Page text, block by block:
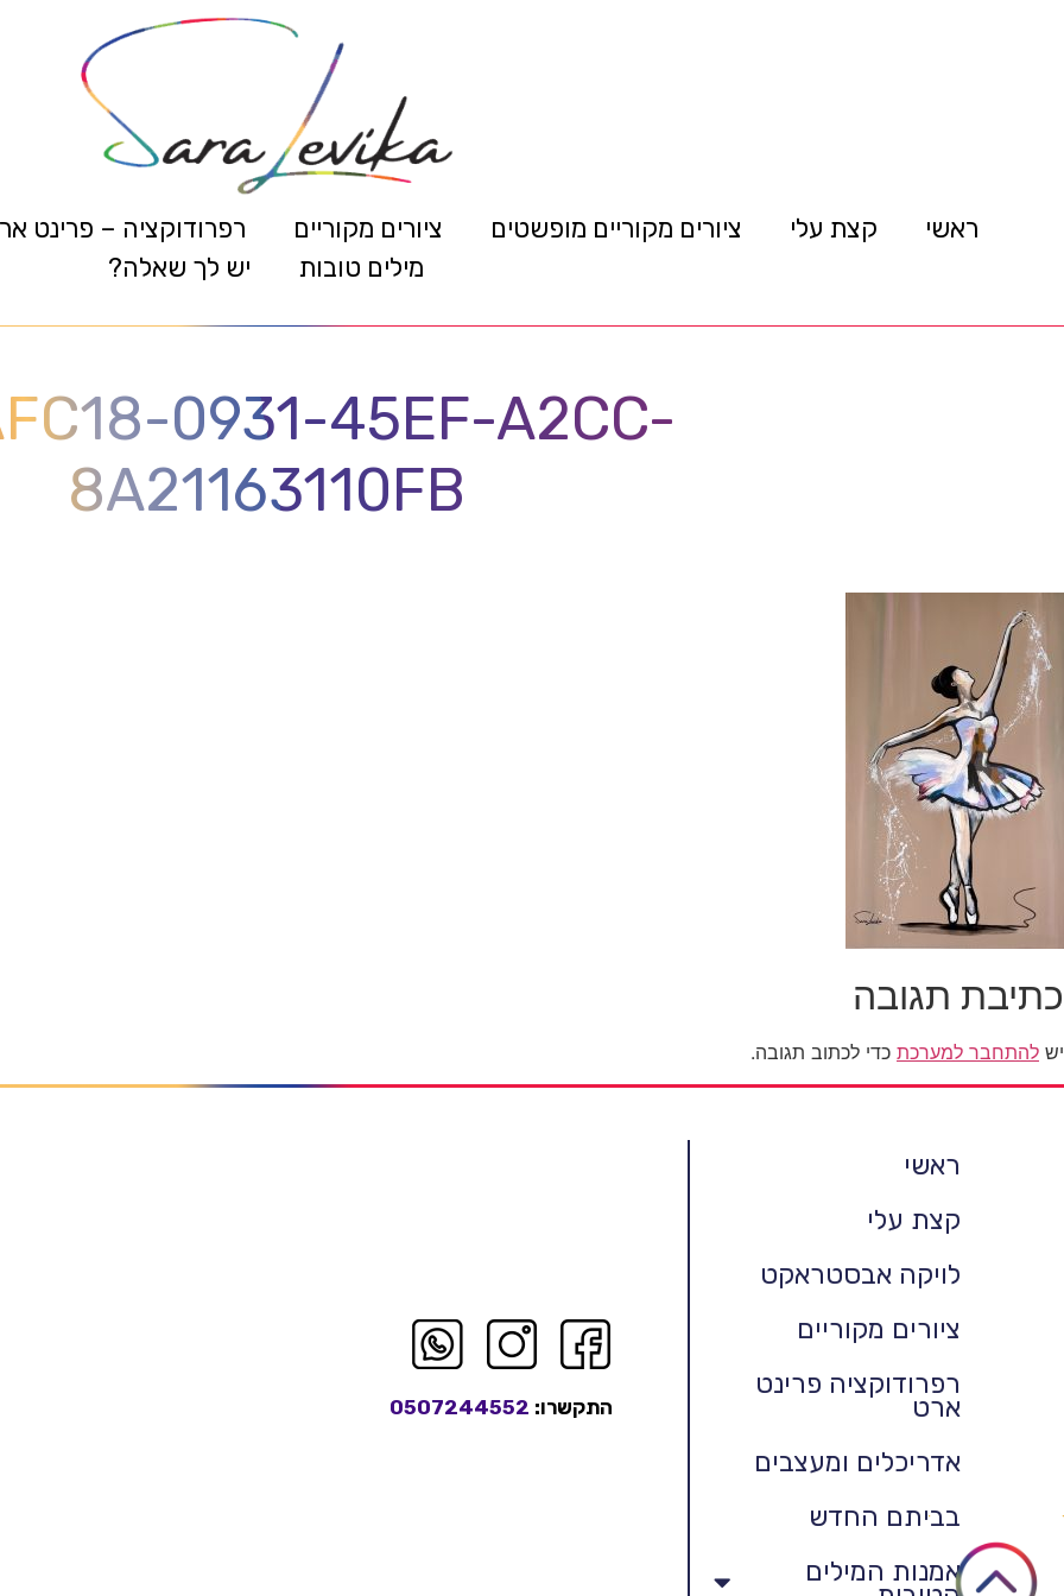
ראשי קצת עלי ציורים מקוריים מופשטים ציורים מקוריים
רפרודוקציה – פרינט
מילים טובות
יש לך שאלה?
0931-45EF-A2CC-
8A21163110FB
כתיבת תגובה
יש להתחבר למערכת כדי לכתוב תגובה.
ראשי
קצת עלי
לויקה אבסטראקט
ציורים מקוריים
רפרודוקציה פרינט
ארט
אדריכלים ומעצבים
בביתם החדש
אמנות המילים
התקשרו: 0507244552